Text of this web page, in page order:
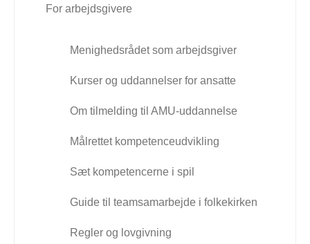
For arbejdsgivere
Menighedsrådet som arbejdsgiver
Kurser og uddannelser for ansatte
Om tilmelding til AMU-uddannelse
Målrettet kompetenceudvikling
Sæt kompetencerne i spil
Guide til teamsamarbejde i folkekirken
Regler og lovgivning